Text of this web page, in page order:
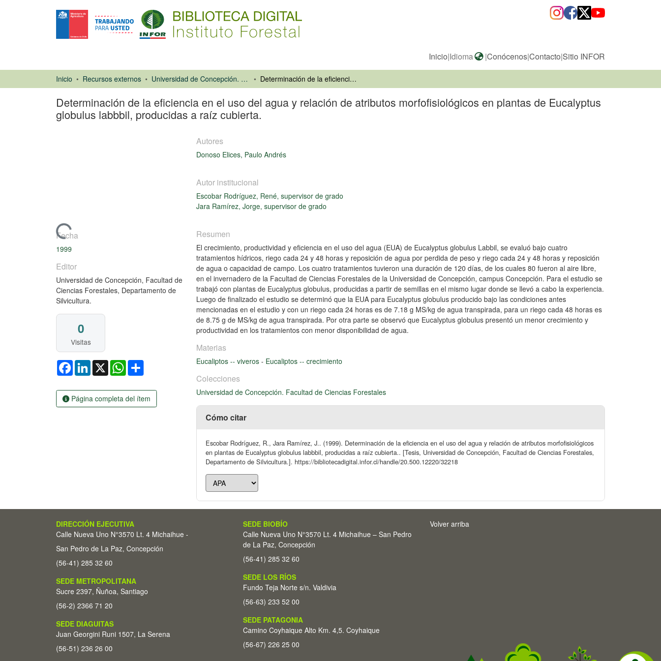
Inicio|Idioma |Conócenos|Contacto|Sitio INFOR
Inicio Recursos externos Universidad de Concepción. Facultad de Ciencias Forestales Determinación de la eficiencia en el uso del agua y relación de atributos morfofisiológicos en plantas de Eucalyptus globulus labbbil, producidas a raíz cubierta.
Determinación de la eficiencia en el uso del agua y relación de atributos morfofisiológicos en plantas de Eucalyptus
globulus labbbil, producidas a raíz cubierta.
Cargando...
Fecha
1999
Editor
Universidad de Concepción, Facultad de
Ciencias Forestales, Departamento de
Silvicultura.
0
Visitas
FacebookLinkedIn
X WhatsApp
Página completa del ítem
Autores
Donoso Elices, Paulo Andrés
Autor institucional
Escobar Rodríguez, René, supervisor de grado
Jara Ramírez, Jorge, supervisor de grado
Resumen
El crecimiento, productividad y eficiencia en el uso del agua (EUA) de Eucalyptus globulus Labbil, se evaluó bajo cuatro
tratamientos hídricos, riego cada 24 y 48 horas y reposición de agua por perdida de peso y riego cada 24 y 48 horas y reposición
de agua o capacidad de campo. Los cuatro tratamientos tuvieron una duración de 120 días, de los cuales 80 fueron al aire libre,
en el invernadero de la Facultad de Ciencias Forestales de la Universidad de Concepción, campus Concepción. Para el estudio se
trabajó con plantas de Eucalyptus globulus, producidas a partir de semillas en el mismo lugar donde se llevó a cabo la experiencia.
Luego de finalizado el estudio se determinó que la EUA para Eucalyptus globulus producido bajo las condiciones antes
mencionadas en el estudio y con un riego cada 24 horas es de 7.18 g MS/kg de agua transpirada, para un riego cada 48 horas es
de 8.75 g de MS/kg de agua transpirada. Por otra parte se observó que Eucalyptus globulus presentó un menor crecimiento y
productividad en los tratamientos con menor disponibilidad de agua.
Materias
Eucaliptos -- viveros - Eucaliptos -- crecimiento
Colecciones
Universidad de Concepción. Facultad de Ciencias Forestales
Cómo citar
Escobar Rodríguez, R., Jara Ramírez, J.. (1999). Determinación de la eficiencia en el uso del agua y relación de atributos morfofisiológicos
en plantas de Eucalyptus globulus labbbil, producidas a raíz cubierta.. [Tesis, Universidad de Concepción, Facultad de Ciencias Forestales,
Departamento de Silvicultura.]. https://bibliotecadigital.infor.cl/handle/20.500.12220/32218
DIRECCIÓN EJECUTIVA
Calle Nueva Uno N°3570 Lt. 4 Michaihue -
San Pedro de La Paz, Concepción
(56-41) 285 32 60
SEDE METROPOLITANA
Sucre 2397, Ñuñoa, Santiago
(56-2) 2366 71 20
SEDE DIAGUITAS
Juan Georgini Runi 1507, La Serena
(56-51) 236 26 00
SEDE BIOBÍO
Calle Nueva Uno N°3570 Lt. 4 Michaihue – San Pedro
de La Paz, Concepción
(56-41) 285 32 60
SEDE LOS RÍOS
Fundo Teja Norte s/n. Valdivia
(56-63) 233 52 00
SEDE PATAGONIA
Camino Coyhaique Alto Km. 4,5. Coyhaique
(56-67) 226 25 00
Volver arriba